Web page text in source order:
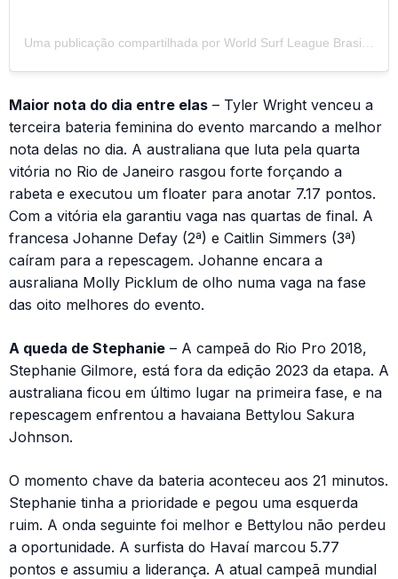
Maior nota do dia entre elas – Tyler Wright venceu a
terceira bateria feminina do evento marcando a melhor
nota delas no dia. A australiana que luta pela quarta
vitória no Rio de Janeiro rasgou forte forçando a
rabeta e executou um floater para anotar 7.17 pontos.
Com a vitória ela garantiu vaga nas quartas de final. A
francesa Johanne Defay (2ª) e Caitlin Simmers (3ª)
caíram para a repescagem. Johanne encara a
ausraliana Molly Picklum de olho numa vaga na fase
das oito melhores do evento.
A queda de Stephanie – A campeã do Rio Pro 2018,
Stephanie Gilmore, está fora da edição 2023 da etapa. A
australiana ficou em último lugar na primeira fase, e na
repescagem enfrentou a havaiana Bettylou Sakura
Johnson.
O momento chave da bateria aconteceu aos 21 minutos.
Stephanie tinha a prioridade e pegou uma esquerda
ruim. A onda seguinte foi melhor e Bettylou não perdeu
a oportunidade. A surfista do Havaí marcou 5.77
pontos e assumiu a liderança. A atual campeã mundial